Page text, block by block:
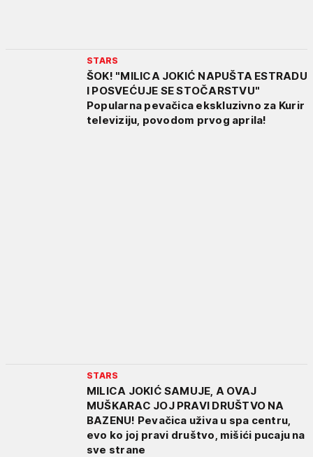
STARS
ŠOK! "MILICA JOKIĆ NAPUŠTA ESTRADU
I POSVEĆUJE SE STOČARSTVU"
Popularna pevačica ekskluzivno za Kurir
televiziju, povodom prvog aprila!
STARS
MILICA JOKIĆ SAMUJE, A OVAJ
MUŠKARAC JOJ PRAVI DRUŠTVO NA
BAZENU! Pevačica uživa u spa centru,
evo ko joj pravi društvo, mišići pucaju na
sve strane